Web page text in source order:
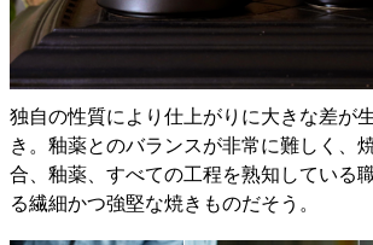
独自の性質により仕上がりに大きな差が
き。釉薬とのバランスが非常に難しく、
合、釉薬、すべての工程を熟知している
る繊細かつ強堅な焼きものだそう。